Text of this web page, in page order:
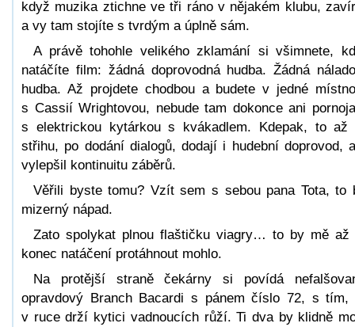
když muzika ztichne ve tři ráno v nějakém klubu,
a vy tam stojíte s tvrdým a úplně sám.
A právě tohohle velikého zklamání si všimnete,
natáčíte film: žádná doprovodná hudba. Žádná
hudba. Až projdete chodbou a budete v jedné
s Cassií Wrightovou, nebude tam dokonce ani
s elektrickou kytárkou s kvákadlem. Kdepak, to až
střihu, po dodání dialogů, dodají i hudební doprovod,
vylepšil kontinuitu záběrů.
Věřili byste tomu? Vzít sem s sebou pana Tota, to
mizerný nápad.
Zato spolykat plnou flaštičku viagry… to by mě až
konec natáčení protáhnout mohlo.
Na protější straně čekárny si povídá
opravdový Branch Bacardi s pánem číslo 72, s tím,
v ruce drží kytici vadnoucích růží. Ti dva by klidně